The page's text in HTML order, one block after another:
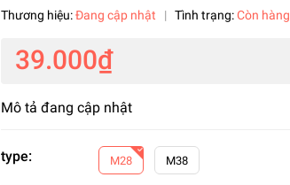
Thương hiệu:Đang cập nhật | Tình trạng:Còn hàng
39.000₫
Mô tả đang cập nhật
type: M28 M38